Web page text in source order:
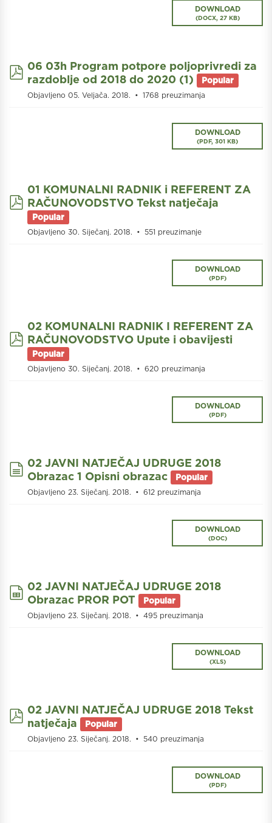
DOWNLOAD
(DOCX, 27 KB)
pdf
06 03h Program potpore poljoprivredi za
razdoblje od 2018 do 2020 (1)
Popular
Objavljeno 05. Veljača. 2018. 1768 preuzimanja
DOWNLOAD
(PDF, 301 KB)
pdf
01 KOMUNALNI RADNIK i REFERENT ZA
RAČUNOVODSTVO Tekst natječaja
Popular
Objavljeno 30. Siječanj. 2018. 551 preuzimanje
DOWNLOAD
(PDF)
pdf
02 KOMUNALNI RADNIK I REFERENT ZA
RAČUNOVODSTVO Upute i obavijesti
Popular
Objavljeno 30. Siječanj. 2018. 620 preuzimanja
DOWNLOAD
(PDF)
document
02 JAVNI NATJEČAJ UDRUGE 2018
Obrazac 1 Opisni obrazac
Popular
Objavljeno 23. Siječanj. 2018. 612 preuzimanja
DOWNLOAD
(DOC)
spreadsheet
02 JAVNI NATJEČAJ UDRUGE 2018
Obrazac PROR POT
Popular
Objavljeno 23. Siječanj. 2018. 495 preuzimanja
DOWNLOAD
(XLS)
pdf
02 JAVNI NATJEČAJ UDRUGE 2018 Tekst
natječaja
Popular
Objavljeno 23. Siječanj. 2018. 540 preuzimanja
DOWNLOAD
(PDF)